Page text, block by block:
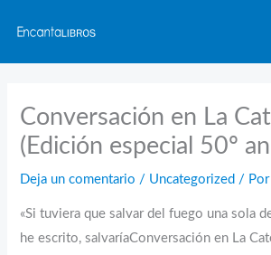
contenido
Conversación en La
(Edición especial 50º
Deja un comentario / Uncategorized / Por
«Si tuviera que salvar del fuego una sola
he escrito, salvaríaConversación en La